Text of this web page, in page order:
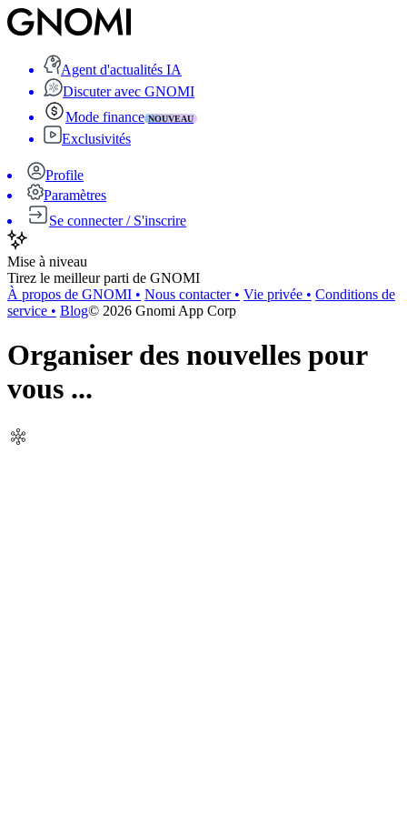
Agent d'actualités IA
Discuter avec GNOMI
Mode finance NOUVEAU
Exclusivités
Profile
Paramètres
Se connecter / S'inscrire
Mise à niveau
Tirez le meilleur parti de GNOMI
À propos de GNOMI • Nous contacter• Vie privée • Conditions de
service • Blog© 2026 Gnomi App Corp
Organiser des nouvelles pour
vous ...